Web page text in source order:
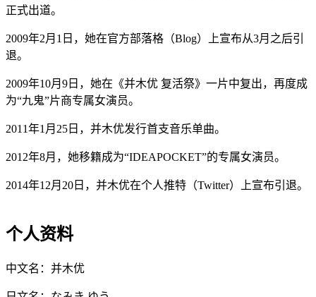
正式出道。
2009年2月1日，她在官方部落格（Blog）上宣布从3月之后引
退。
2009年10月9日，她在《并木优 复活祭》一片中复出，再度成
为“九鬼”片商专属女演员。
2011年1月25日，并木优发行首支音乐单曲。
2012年8月，她移籍成为“IDEAPOCKET”的专属女演员。
2014年12月20日，并木优在个人推特（Twitter）上宣布引退。
个人资料
中文名：并木优